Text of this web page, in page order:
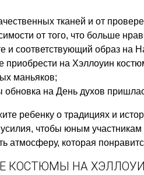
тканей и от
от того, что больше
и соответствующий образ на
на Хэллоуин
маньяков;
на День духов
ребенку о традициях и
чтобы юным
атмосферу, которая
КОСТЮМЫ НА